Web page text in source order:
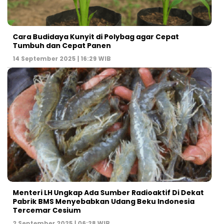
Cara Budidaya Kunyit di Polybag agar Cepat
Tumbuh dan Cepat Panen
14 September 2025 | 16:29 WIB
Menteri LH Ungkap Ada Sumber Radioaktif Di Dekat
Pabrik BMS Menyebabkan Udang Beku Indonesia
Tercemar Cesium